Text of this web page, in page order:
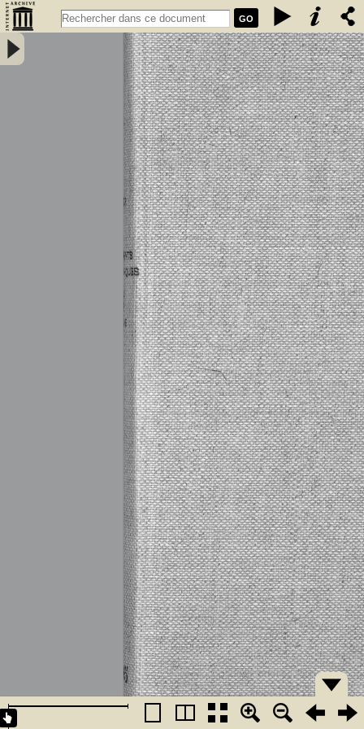
GO
Inventaire des monuments mégalithiques du département d\'Ille-et-
Vilaine / par P. Bézier - Bézier, Paul